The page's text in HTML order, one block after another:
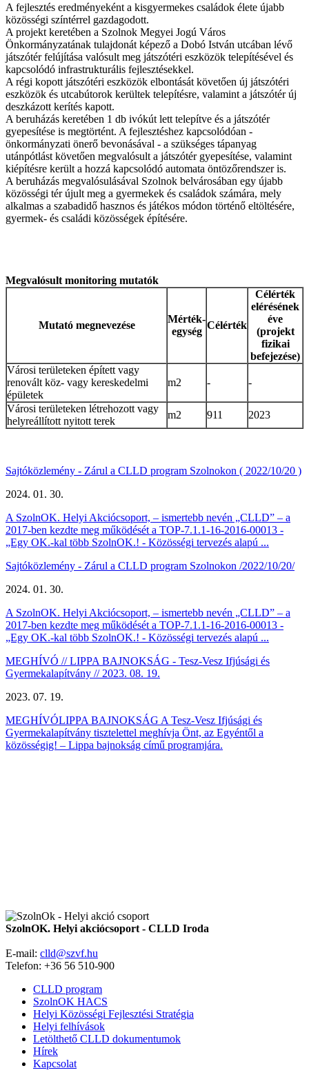
A fejlesztés eredményeként a kisgyermekes családok élete újabb
közösségi színtérrel gazdagodott.
A projekt keretében a Szolnok Megyei Jogú Város
Önkormányzatának tulajdonát képező a Dobó István utcában lévő
játszótér felújítása valósult meg játszótéri eszközök telepítésével és
kapcsolódó infrastrukturális fejlesztésekkel.
A régi kopott játszótéri eszközök elbontását követően új játszótéri
eszközök és utcabútorok kerültek telepítésre, valamint a játszótér új
deszkázott kerítés kapott.
A beruházás keretében 1 db ivókút lett telepítve és a játszótér
gyepesítése is megtörtént. A fejlesztéshez kapcsolódóan -
önkormányzati önerő bevonásával - a szükséges tápanyag
utánpótlást követően megvalósult a játszótér gyepesítése, valamint
kiépítésre került a hozzá kapcsolódó automata öntözőrendszer is.
A beruházás megvalósulásával Szolnok belvárosában egy újabb
közösségi tér újult meg a gyermekek és családok számára, mely
alkalmas a szabadidő hasznos és játékos módon történő eltöltésére,
gyermek- és családi közösségek építésére.
Megvalósult monitoring mutatók
Mutató megnevezése
Mérték­
egység
Célérték
Célérték
elérésének
éve
(projekt
fizikai
befejezése)
Városi területeken épített vagy
renovált köz- vagy kereskedelmi
épületek
m2 - -
Városi területeken létrehozott vagy
helyreállított nyitott terek
m2 911 2023
Sajtóközlemény - Zárul a CLLD program Szolnokon ( 2022/10/20 )
2024. 01. 30.
​A SzolnOK. Helyi Akciócsoport, – ismertebb nevén „CLLD” – a
2017-ben kezdte meg működését a TOP-7.1.1-16-2016-00013 -
„Egy OK.-kal több SzolnOK.! - Közösségi tervezés alapú ...
Sajtóközlemény - Zárul a CLLD program Szolnokon /2022/10/20/
2024. 01. 30.
A SzolnOK. Helyi Akciócsoport, – ismertebb nevén „CLLD” – a
2017-ben kezdte meg működését a TOP-7.1.1-16-2016-00013 -
„Egy OK.-kal több SzolnOK.! - Közösségi tervezés alapú ...
MEGHÍVÓ // ​LIPPA BAJNOKSÁG - Tesz-Vesz Ifjúsági és
Gyermekalapítvány // 2023. 08. 19.
2023. 07. 19.
MEGHÍVÓ ​LIPPA BAJNOKSÁG A Tesz-Vesz Ifjúsági és
Gyermekalapítvány tisztelettel meghívja Önt, az Egyéntől a
közösségig! – Lippa bajnokság című programjára.
SzolnOK. Helyi akciócsoport - CLLD Iroda
E-mail: clld@szvf.hu
Telefon: +36 56 510-900
CLLD program
SzolnOK HACS
Helyi Közösségi Fejlesztési Stratégia
Helyi felhívások
Letölthető CLLD dokumentumok
Hírek
Kapcsolat